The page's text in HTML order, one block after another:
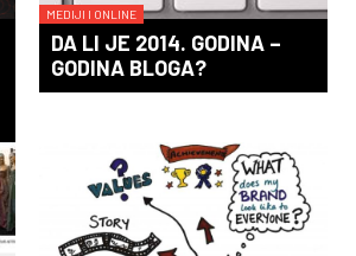
MEDIJI I ONLINE
DA LI JE 2014. GODINA –
GODINA BLOGA?